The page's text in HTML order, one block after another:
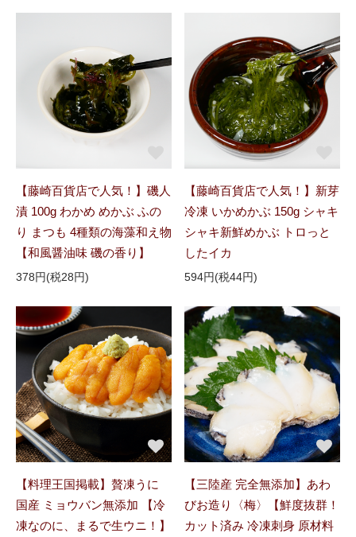
【藤崎百貨店で人気！】磯人
漬 100g わかめ めかぶ ふの
り まつも 4種類の海藻和え物
【和風醤油味 磯の香り】
378円(税28円)
【藤崎百貨店で人気！】新芽
冷凍 いかめかぶ 150g シャキ
シャキ新鮮めかぶ トロっと
したイカ
594円(税44円)
【料理王国掲載】贅凍うに
国産 ミョウバン無添加 【冷
凍なのに、まるで生ウニ！】
【三陸産 完全無添加】あわ
びお造り〈梅〉【鮮度抜群！
カット済み 冷凍刺身 原材料